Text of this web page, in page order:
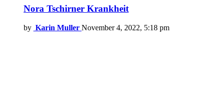
Nora Tschirner Krankheit
by Karin Muller November 4, 2022, 5:18 pm